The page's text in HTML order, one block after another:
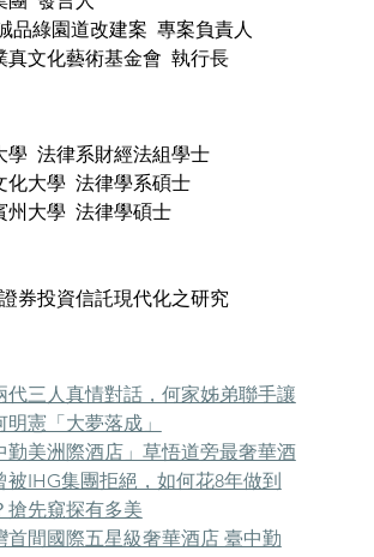
品綠園道改建案  專案負責人
真文化藝術基金會  執行長
學  法律系財經法組學士
化大學  法律學系碩士
州大學  法律學碩士
券投資信託現代化之研究
代三人真情對話，何家姊弟聯手讓
明憲「大夢落成」
勤美洲際酒店」草悟道旁最奢華酒
被IHG集團拒絕，如何花8年做到
搶先窺探有多美
首間國際五星級奢華酒店 臺中勤